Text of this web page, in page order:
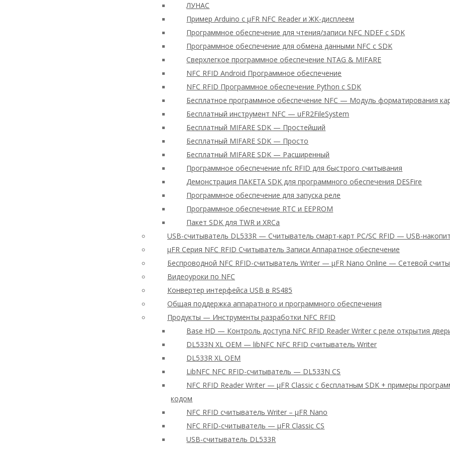
ЛУНАС
Пример Arduino с μFR NFC Reader и ЖК-дисплеем
Программное обеспечение для чтения/записи NFC NDEF с SDK
Программное обеспечение для обмена данными NFC с SDK
Сверхлегкое программное обеспечение NTAG & MIFARE
NFC RFID Android Программное обеспечение
NFC RFID Программное обеспечение Python с SDK
Бесплатное программное обеспечение NFC — Модуль форматирования
Бесплатный инструмент NFC — uFR2FileSystem
Бесплатный MIFARE SDK — Простейший
Бесплатный MIFARE SDK — Просто
Бесплатный MIFARE SDK — Расширенный
Программное обеспечение nfc RFID для быстрого считывания
Демонстрация ПАКЕТА SDK для программного обеспечения DESFire
Программное обеспечение для запуска реле
Программное обеспечение RTC и EEPROM
Пакет SDK для TWR и XRCa
USB-считыватель DL533R — Считыватель смарт-карт PC/SC RFID — USB-
μFR Серия NFC RFID Считыватель Записи Аппаратное обеспечение
Беспроводной NFC RFID-считыватель Writer — μFR Nano Online — Сетевой
Видеоуроки по NFC
Конвертер интерфейса USB в RS485
Общая поддержка аппаратного и программного обеспечения
Продукты — Инструменты разработки NFC RFID
Base HD — Контроль доступа NFC RFID Reader Writer с реле открытия
DL533N XL OEM — libNFC NFC RFID считыватель Writer
DL533R XL OEM
LibNFC NFC RFID-считыватель — DL533N CS
NFC RFID Reader Writer — μFR Classic с бесплатным SDK + примеры
кодом
NFC RFID считыватель Writer – μFR Nano
NFC RFID-считыватель — μFR Classic CS
USB-считыватель DL533R